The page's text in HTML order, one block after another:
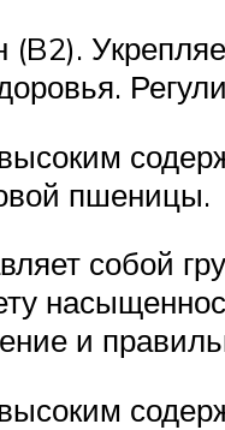
пшеницы.
собой
и